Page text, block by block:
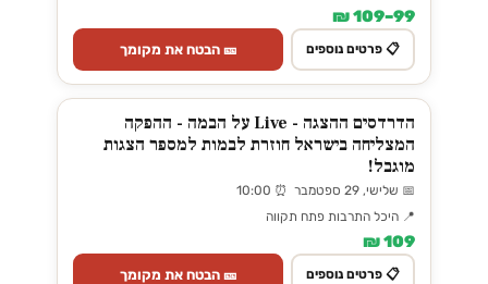
99–109 ₪
📋 פרטים נוספים 🎫 הבטח את מקומך
הדרדסים ההצגה - Live על הבמה - ההפקה
המצליחה בישראל חוזרת לבמות למספר הצגות
מוגבל!
📅 שלישי, 29 ספטמבר ⏰ 10:00
📍 היכל התרבות פתח תקווה
109 ₪
📋 פרטים נוספים 🎫 הבטח את מקומך